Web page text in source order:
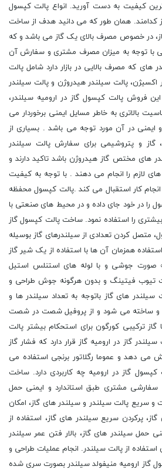
کیفیت به دست آورید. انواع پالت کپسول
کدامند. همان طور که می دانید هدف از ساخت
در خصوص مصرف بالای یک گاز می باشد و که
با توجه به میزان مصرف مشتری و سفارش آن
که مصرف بالایی در بازار دارد شامل پالت
اکسیژن، پالت سیلندر هیدروژن و پالت سیلندر
فروش پالت کپسول گاز در ارومیه سیلندر،
بالاتری به خاطر مسایل ایمنی برخوردار می
ایمنی در آن مورد توجه می باشد . بسیاری از
گاز و پتروشیمی برای سفارش پالت سیلندر
های مختص گاز هیدروژن باشد تاکید دارند و
لازم را انجام می دهند . با توجه به کیفیت
کار استقبال می کند .پالت کپسول محفظه
را در خود جای داده و در محیط های صنعتی با
را استفاده نمود. ساخت پالت کپسول گاز
متصل کردن تعدادی از سیلندرهای گاز بوسیله
همزمان آن ها با استفاده از یک شیر گاز
صورت جوشی و با لوله های استنلس استیل
تیوب فیتینگ و بدون هرگونه جوش طراحی و
های گاز باتوجه به تعداد سیلندر ها و
و ساخته می شود و از پروفیل شصت در شصت
ترکیبی کورگون برای استحکام بیشتر پالت
گاز در ارومیه گاز قرار دارد که فشار گاز
می دهد و عموما رگلاتور برنجی استفاده می
کپسول گاز در ارومیه چه کاربردی دارد. ساخت
سفارشی مشتری طبق استاندارد و ایمنی حمل
سریع پالت سیلندر و سیلندر های گاز، امکان
پرکردن سریع سیلندر های گاز، استفاده از
حمل سیلندر های گاز، بالار فتن عمر سیلندر
از پالت سیلندر. انجام عملیات طراحی و
گاز ارومیه منیفولد سیلندر بصورت سری شده